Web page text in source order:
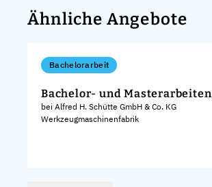
Ähnliche Angebote
Bachelorarbeit
Bachelor- und Masterarbeiten
bei Alfred H. Schütte GmbH & Co. KG
Werkzeugmaschinenfabrik